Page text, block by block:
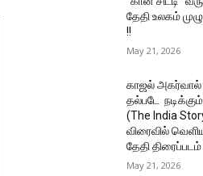
தேதி உலகம்
!!
May 21, 2026
காஜல் அகர்வால்
தல்படே
(The India
விரைவில்
தேதி
May 21, 2026